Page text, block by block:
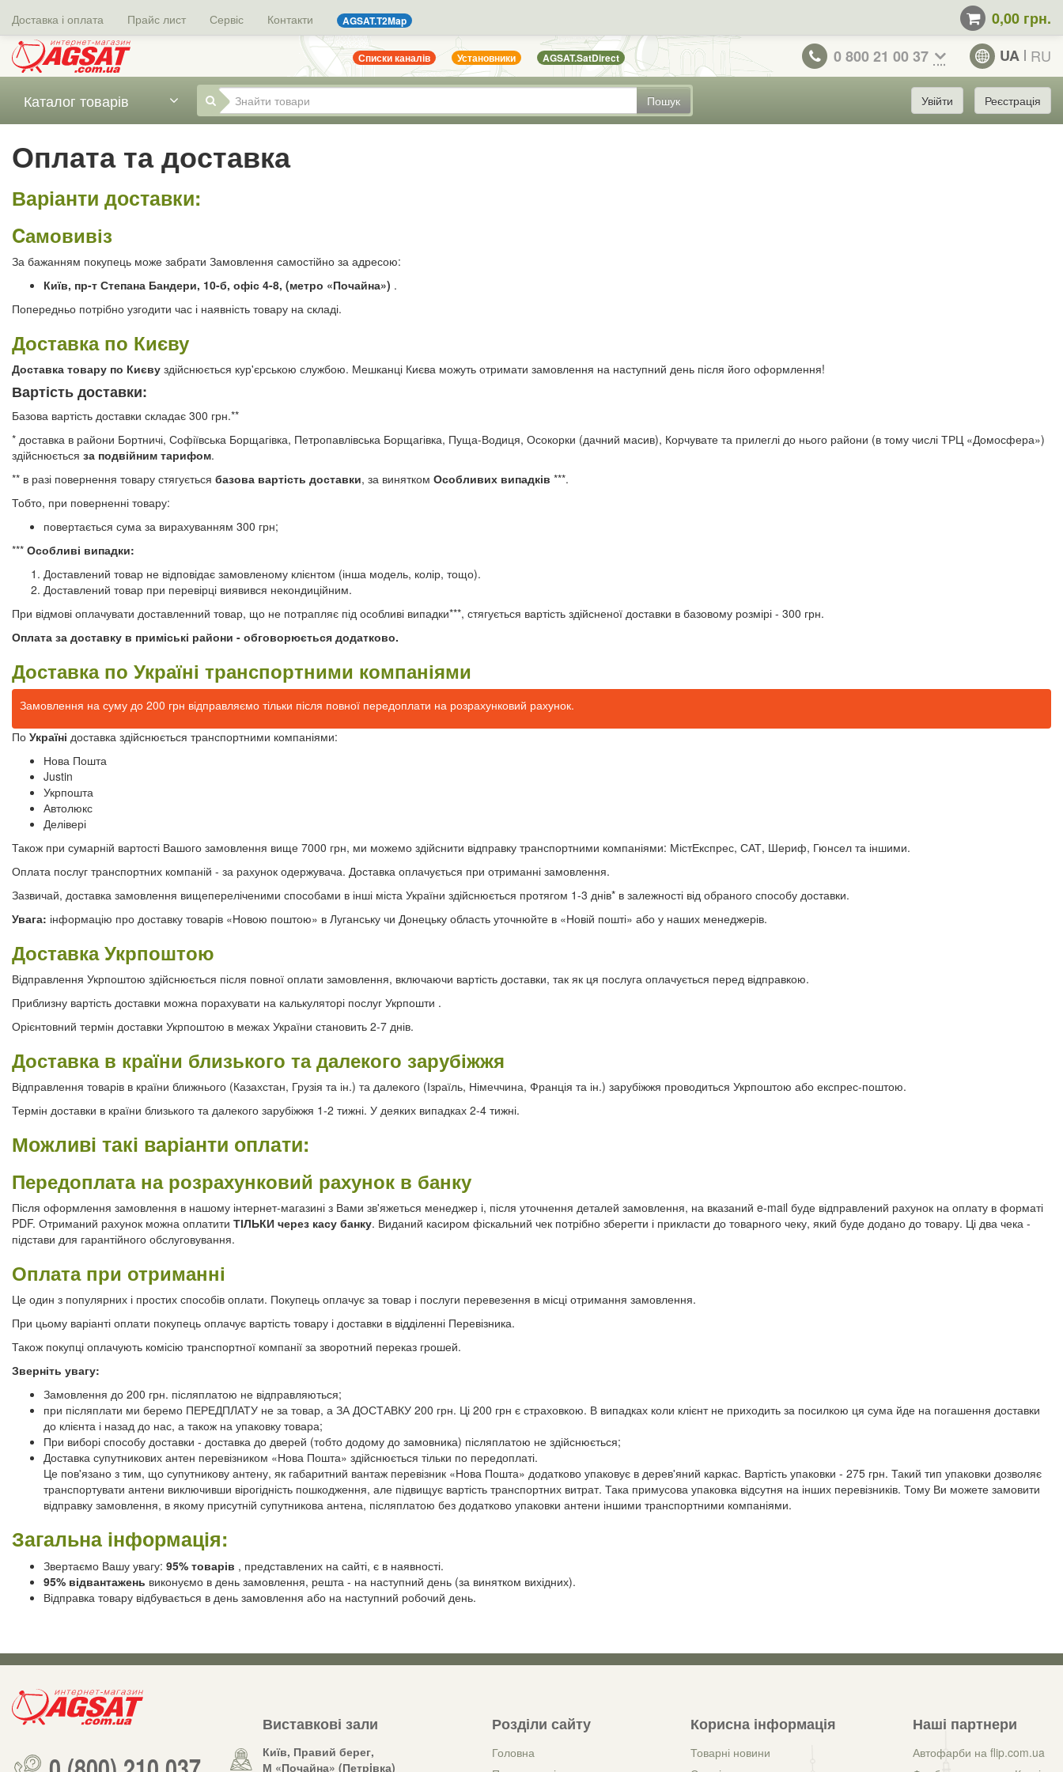
Доставка і оплата Прайс лист Сервіс Контакти AGSAT.T2Map 0,00 грн.
Списки каналів Установники AGSAT.SatDirect 0 800 21 00 37 UA RU
Пошук
Каталог товарів Увійти Реєстрація
Оплата та доставка
Варіанти доставки:
Cамовивіз
За бажанням покупець може забрати Замовлення самостійно за адресою:
Київ, пр-т Степана Бандери, 10-б, офіс 4-8, (метро «Почайна») .
Попередньо потрібно узгодити час і наявність товару на складі.
Доставка по Києву
Доставка товару по Києву здійснюється кур'єрською службою. Мешканці Києва можуть отримати замовлення на наступний день після його оформлення!
Вартість доставки:
Базова вартість доставки складає 300 грн.**
* доставка в райони Бортничі, Софіївська Борщагівка, Петропавлівська Борщагівка, Пуща-Водиця, Осокорки (дачний масив), Корчувате та прилеглі до нього райони (в тому числі ТРЦ «Домосфера»)
здійснюється за подвійним тарифом.
** в разі повернення товару стягується базова вартість доставки, за винятком Особливих випадків ***.
Тобто, при поверненні товару:
повертається сума за вирахуванням 300 грн;
*** Особливі випадки:
Доставлений товар не відповідає замовленому клієнтом (інша модель, колір, тощо).
Доставлений товар при перевірці виявився некондиційним.
При відмові оплачувати доставленний товар, що не потрапляє під особливі випадки***, стягується вартість здійсненої доставки в базовому розмірі - 300 грн.
Оплата за доставку в приміські райони - обговорюється додатково.
Доставка по Україні транспортними компаніями
Замовлення на суму до 200 грн відправляємо тільки після повної передоплати на розрахунковий рахунок.
По Україні доставка здійснюється транспортними компаніями:
Нова Пошта
Justin
Укрпошта
Автолюкс
Делівері
Також при сумарній вартості Вашого замовлення вище 7000 грн, ми можемо здійснити відправку транспортними компаніями: МістЕкспрес, САТ, Шериф, Гюнсел та іншими.
Оплата послуг транспортних компаній - за рахунок одержувача. Доставка оплачується при отриманні замовлення.
Зазвичай, доставка замовлення вищепереліченими способами в інші міста України здійснюється протягом 1-3 днів* в залежності від обраного способу доставки.
Увага: інформацію про доставку товарів «Новою поштою» в Луганську чи Донецьку область уточнюйте в «Новій пошті» або у наших менеджерів.
Доставка Укрпоштою
Відправлення Укрпоштою здійснюється після повної оплати замовлення, включаючи вартість доставки, так як ця послуга оплачується перед відправкою.
Приблизну вартість доставки можна порахувати на калькуляторі послуг Укрпошти .
Орієнтовний термін доставки Укрпоштою в межах України становить 2-7 днів.
Доставка в країни близького та далекого зарубіжжя
Відправлення товарів в країни ближнього (Казахстан, Грузія та ін.) та далекого (Ізраїль, Німеччина, Франція та ін.) зарубіжжя проводиться Укрпоштою або експрес-поштою.
Термін доставки в країни близького та далекого зарубіжжя 1-2 тижні. У деяких випадках 2-4 тижні.
Можливі такі варіанти оплати:
Передоплата на розрахунковий рахунок в банку
Після оформлення замовлення в нашому інтернет-магазині з Вами зв'яжеться менеджер і, після уточнення деталей замовлення, на вказаний e-mail буде відправлений рахунок на оплату в форматі
PDF. Отриманий рахунок можна оплатити ТІЛЬКИ через касу банку. Виданий касиром фіскальний чек потрібно зберегти і прикласти до товарного чеку, який буде додано до товару. Ці два чека -
підстави для гарантійного обслуговування.
Оплата при отриманні
Це один з популярних і простих способів оплати. Покупець оплачує за товар і послуги перевезення в місці отримання замовлення.
При цьому варіанті оплати покупець оплачує вартість товару і доставки в відділенні Перевізника.
Також покупці оплачують комісію транспортної компанії за зворотний переказ грошей.
Зверніть увагу:
Замовлення до 200 грн. післяплатою не відправляються;
при післяплати ми беремо ПЕРЕДПЛАТУ не за товар, а ЗА ДОСТАВКУ 200 грн. Ці 200 грн є страховкою. В випадках коли клієнт не приходить за посилкою ця сума йде на погашення доставки
до клієнта і назад до нас, а також на упаковку товара;
При виборі способу доставки - доставка до дверей (тобто додому до замовника) післяплатою не здійснюється;
Доставка супутникових антен перевізником «Нова Пошта» здійснюється тільки по передоплаті.
Це пов'язано з тим, що супутникову антену, як габаритний вантаж перевізник «Нова Пошта» додатково упаковує в дерев'яний каркас. Вартість упаковки - 275 грн. Такий тип упаковки дозволяє
транспортувати антени виключивши вірогідність пошкодження, але підвищує вартість транспортних витрат. Така примусова упаковка відсутня на інших перевізників. Тому Ви можете замовити
відправку замовлення, в якому присутній супутникова антена, післяплатою без додатково упаковки антени іншими транспортними компаніями.
Загальна інформація:
Звертаємо Вашу увагу: 95% товарів , представлених на сайті, є в наявності.
95% відвантажень виконуємо в день замовлення, решта - на наступний день (за винятком вихідних).
Відправка товару відбувається в день замовлення або на наступний робочий день.
Виставкові зали
Київ, Правий берег,
М «Почайна» (Петрiвка)
Розділи сайту
Головна
Корисна інформація
Товарні новини
Наші партнери
Автофарби на flip.com.ua